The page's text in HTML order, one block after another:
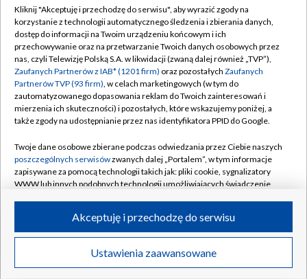
Transmisje Wideo
Trener GKS zachowuje optymizm. "Nie
jesteśmy bez szans"
Lech ma dylemat po starciu Farerami.
Roważa przełożenie meczu
Dobry start Świątek. "Jestem zadowolona
ze wszystkiego"
TVP
Abonament TVP
Sklep TVP
Biuro Reklamy
Regulamin TVP
Polityka prywatności
Moje zgody
Kliknij "Akceptuję i przechodzę do serwisu", aby wyrazić zgody na
korzystanie z technologii automatycznego śledzenia i zbierania danych,
dostęp do informacji na Twoim urządzeniu końcowym i ich
przechowywanie oraz na przetwarzanie Twoich danych osobowych przez
nas, czyli Telewizję Polską S.A. w likwidacji (zwaną dalej również „TVP”),
Zaufanych Partnerów z IAB* (1201 firm) oraz pozostałych Zaufanych
Partnerów TVP (93 firm), w celach marketingowych (w tym do
zautomatyzowanego dopasowania reklam do Twoich zainteresowań i
mierzenia ich skuteczności) i pozostałych, które wskazujemy poniżej, a
także zgody na udostępnianie przez nas identyfikatora PPID do Google.
Twoje dane osobowe zbierane podczas odwiedzania przez Ciebie naszych
poszczególnych serwisówzwanych dalej „Portalem”, w tym informacje
zapisywane za pomocą technologii takich jak: pliki cookie, sygnalizatory
WWW lub innych podobnych technologii umożliwiających świadczenie
ruchu w Internecie.
Twoje dane osobowe zbierane podczas odwiedzania przez Ciebie
poszczególnych serwisówna Portalu, takie jak adresy IP, identyfikatory
Ustawienia zaawansowane
Akceptuję i przechodzę do serwisu